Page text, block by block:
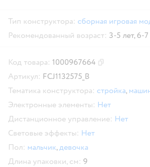
Тип конструктора: сборная игровая
Рекомендованный возраст: 3-5 лет, 6-7
Код товара: 1000967664
Артикул: FCJ1132575_B
Тематика конструктора: стройка,
Электронные элементы: Нет
Дистанционное управление: Нет
Световые эффекты: Нет
Пол: мальчик,девочка
Длина упаковки, см: 9